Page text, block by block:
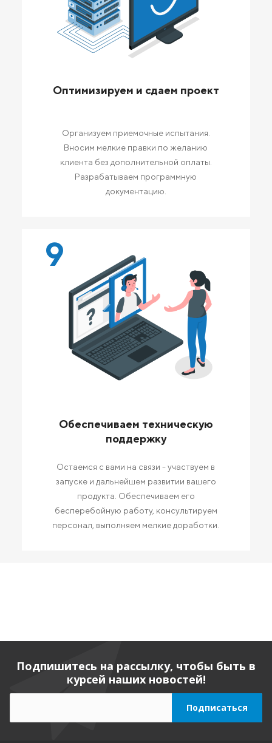
Оптимизируем и сдаем проект
Организуем приемочные испытания.
Вносим мелкие правки по желанию
клиента без дополнительной оплаты.
Разрабатываем программную
документацию.
9
Обеспечиваем техническую
поддержку
Остаемся с вами на связи - участвуем в
запуске и дальнейшем развитии вашего
продукта. Обеспечиваем его
бесперебойную работу, консультируем
персонал, выполняем мелкие доработки.
Подпишитесь на рассылку, чтобы быть в
курсей наших новостей!